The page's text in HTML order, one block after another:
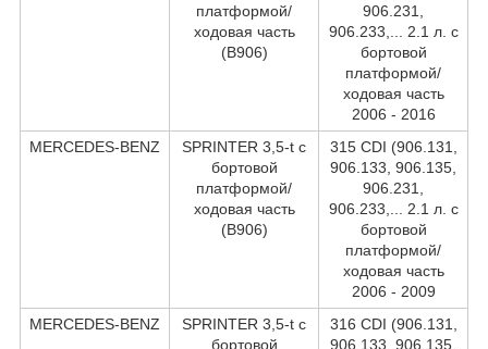
платформой/
ходовая часть
(B906)
906.231,
906.233,... 2.1 л. c
бортовой
платформой/
ходовая часть
2006 - 2016
MERCEDES-BENZ
SPRINTER 3,5-t c
бортовой
платформой/
ходовая часть
(B906)
315 CDI (906.131,
906.133, 906.135,
906.231,
906.233,... 2.1 л. c
бортовой
платформой/
ходовая часть
2006 - 2009
MERCEDES-BENZ
SPRINTER 3,5-t c
бортовой
316 CDI (906.131,
906.133, 906.135,